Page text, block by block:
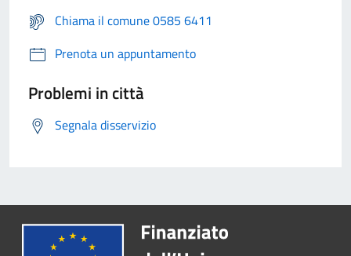
Chiama il comune 0585 6411
Prenota un appuntamento
Problemi in città
Segnala disservizio